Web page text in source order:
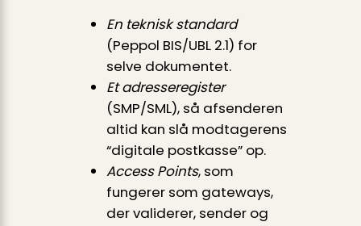
En teknisk standard
(Peppol BIS/UBL 2.1) for
selve dokumentet.
Et adresseregister
(SMP/SML), så afsenderen
altid kan slå modtagerens
“digitale postkasse” op.
Access Points, som
fungerer som gateways,
der validerer, sender og